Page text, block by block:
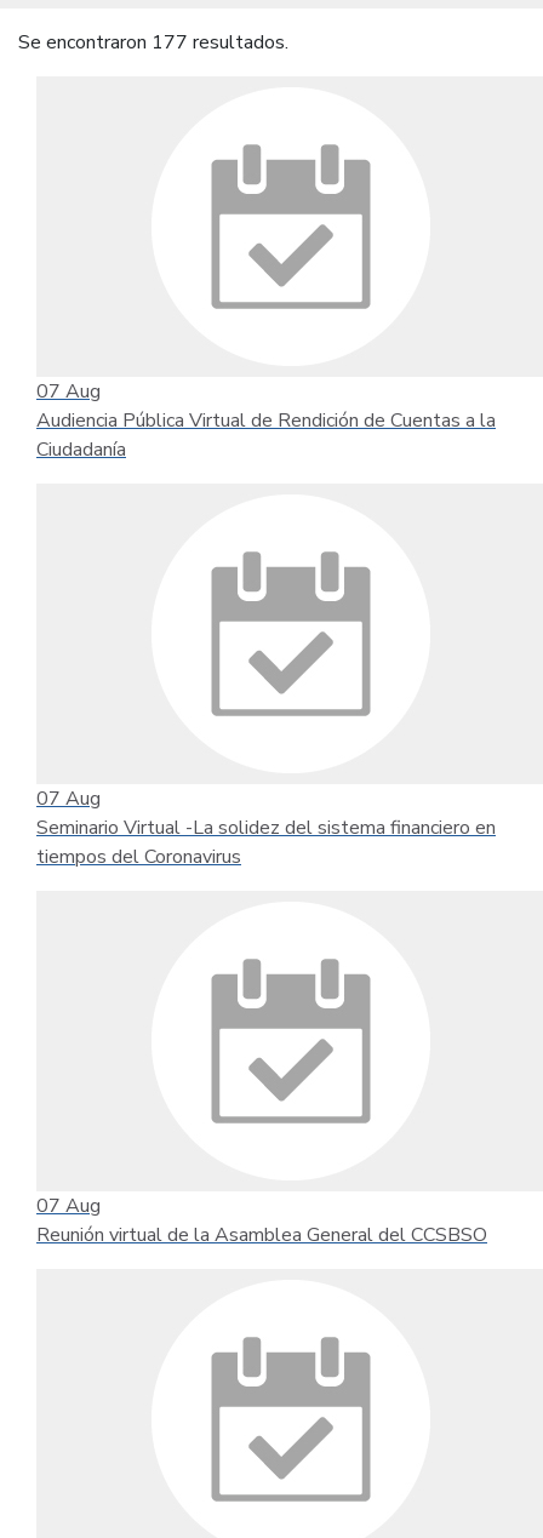
Se encontraron 177 resultados.
07 Aug
Audiencia Pública Virtual de Rendición de Cuentas a la
Ciudadanía
07 Aug
Seminario Virtual -La solidez del sistema financiero en
tiempos del Coronavirus
07 Aug
Reunión virtual de la Asamblea General del CCSBSO